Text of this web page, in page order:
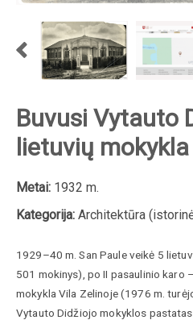
Buvusi Vytauto
lietuvių
Metai: 1932 m.
Kategorija: Architektūra
1929–40 m. San Paule veikė 5
501 mokinys), po II pasaulinio karo
mokykla Vila Zelinoje (1976 m.
Vytauto Didžiojo mokyklos